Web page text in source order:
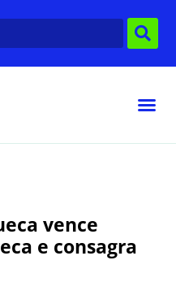
vence
e consagra